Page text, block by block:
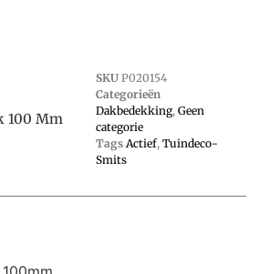
100 Mm
SKU P020154
Categorieën
Dakbedekking, Geen
categorie
Tags Actief, Tuindeco-
Smits